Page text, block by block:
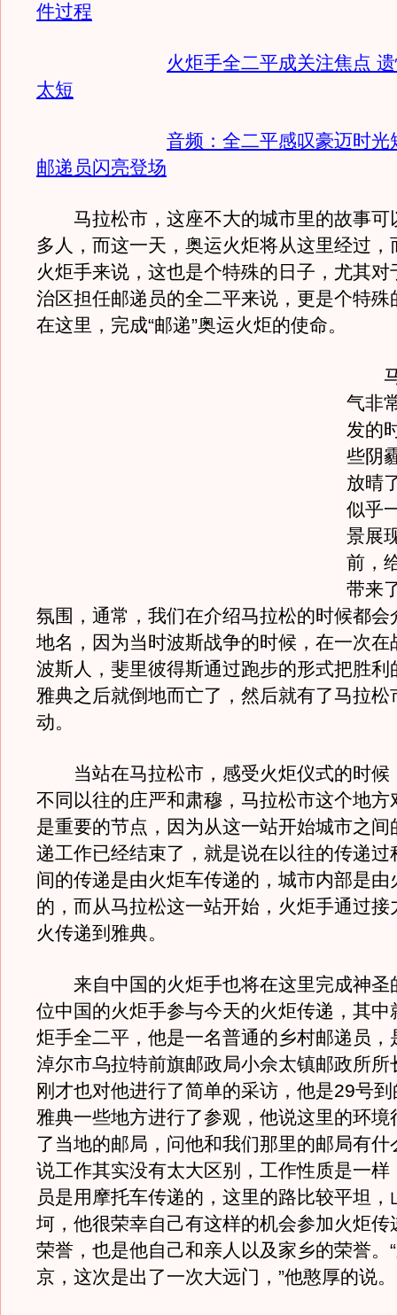
件过程
火炬手全二平成关注焦点
太短
音频：全二平感叹豪迈时光
邮递员闪亮登场
马拉松市，这座不大的城市里的故事可
多人，而这一天，奥运火炬将从这里经过，
火炬手来说，这也是个特殊的日子，尤其对
治区担任邮递员的全二平来说，更是个特殊
在这里，完成“邮递”奥运火炬的使命。
马
气非
发的
些阴
放晴
似乎
景展
前，
带来
氛围，通常，我们在介绍马拉松的时候都会
地名，因为当时波斯战争的时候，在一次在
波斯人，斐里彼得斯通过跑步的形式把胜利
雅典之后就倒地而亡了，然后就有了马拉松
动。
当站在马拉松市，感受火炬仪式的时候
不同以往的庄严和肃穆，马拉松市这个地方
是重要的节点，因为从这一站开始城市之间
递工作已经结束了，就是说在以往的传递过
间的传递是由火炬车传递的，城市内部是由
的，而从马拉松这一站开始，火炬手通过接
火传递到雅典。
来自中国的火炬手也将在这里完成神圣
位中国的火炬手参与今天的火炬传递，其中
炬手全二平，他是一名普通的乡村邮递员，
淖尔市乌拉特前旗邮政局小佘太镇邮政所所
刚才也对他进行了简单的采访，他是29号
雅典一些地方进行了参观，他说这里的环境
了当地的邮局，问他和我们那里的邮局有什
说工作其实没有太大区别，工作性质是一样
员是用摩托车传递的，这里的路比较平坦，
坷，他很荣幸自己有这样的机会参加火炬传
荣誉，也是他自己和亲人以及家乡的荣誉。
京，这次是出了一次大远门，”他憨厚的说。